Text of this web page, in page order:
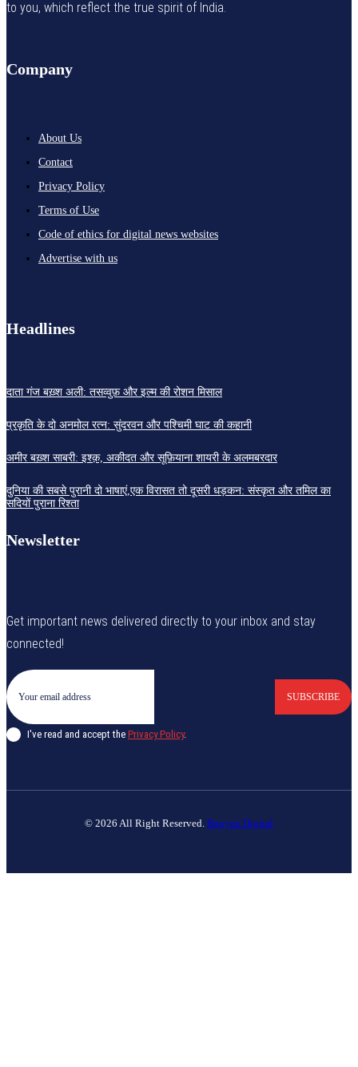
to you, which reflect the true spirit of India.
Company
About Us
Contact
Privacy Policy
Terms of Use
Code of ethics for digital news websites
Advertise with us
Headlines
दाता गंज बख़्श अली: तसव्वुफ़ और इल्म की रोशन मिसाल
प्रकृति के दो अनमोल रत्न: सुंदरवन और पश्चिमी घाट की कहानी
अमीर बख़्श साबरी: इश्क़, अकीदत और सूफ़ियाना शायरी के अलमबरदार
दुनिया की सबसे पुरानी दो भाषाएं,एक विरासत तो दूसरी धड़कन: संस्कृत और तमिल का
सदियों पुराना रिश्ता
Newsletter
Get important news delivered directly to your inbox and stay
connected!
SUBSCRIBE
I've read and accept the Privacy Policy.
© 2026 All Right Reserved. Banyan Digital